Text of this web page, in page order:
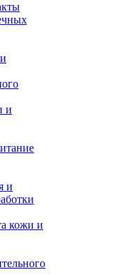
и
и
кожи и